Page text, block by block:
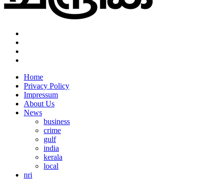
Home
Privacy Policy
Impressum
About Us
News
business
crime
gulf
india
kerala
local
nri